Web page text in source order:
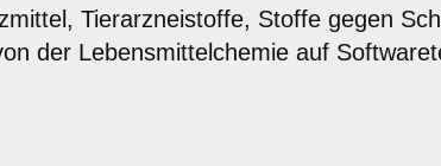
Tierarzneistoffe, Stoffe gegen
der Lebensmittelchemie auf